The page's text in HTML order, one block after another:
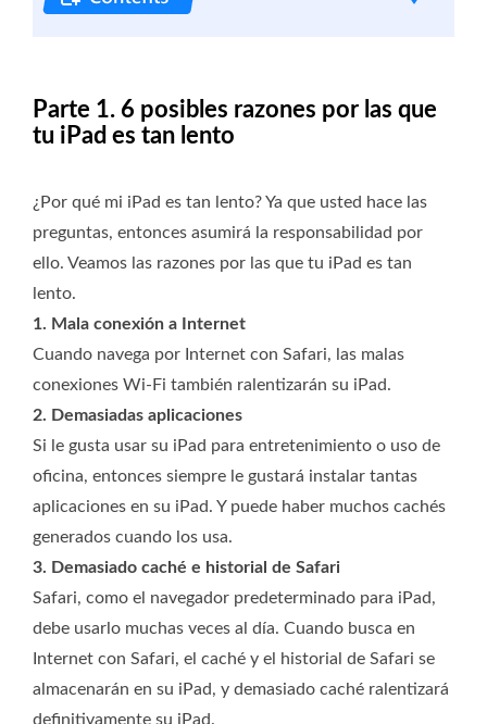
Parte 1. 6 posibles razones por las que
tu iPad es tan lento
¿Por qué mi iPad es tan lento? Ya que usted hace las
preguntas, entonces asumirá la responsabilidad por
ello. Veamos las razones por las que tu iPad es tan
lento.
1. Mala conexión a Internet
Cuando navega por Internet con Safari, las malas
conexiones Wi-Fi también ralentizarán su iPad.
2. Demasiadas aplicaciones
Si le gusta usar su iPad para entretenimiento o uso de
oficina, entonces siempre le gustará instalar tantas
aplicaciones en su iPad. Y puede haber muchos cachés
generados cuando los usa.
3. Demasiado caché e historial de Safari
Safari, como el navegador predeterminado para iPad,
debe usarlo muchas veces al día. Cuando busca en
Internet con Safari, el caché y el historial de Safari se
almacenarán en su iPad, y demasiado caché ralentizará
definitivamente su iPad.